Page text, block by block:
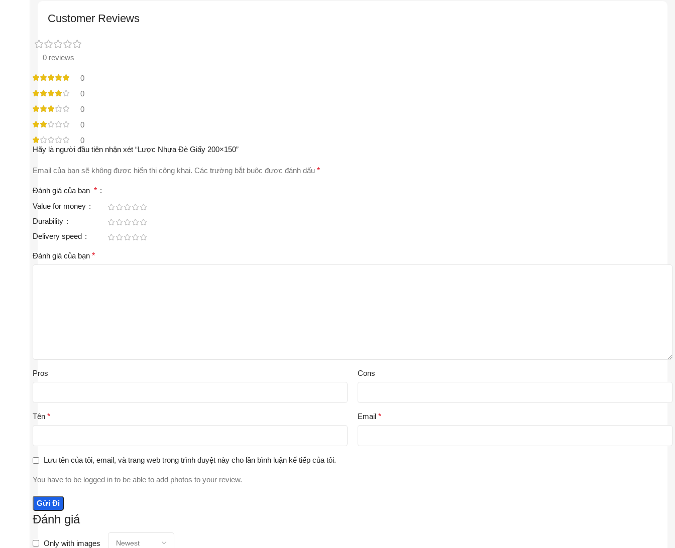
Customer Reviews
0 reviews
0
0
0
0
0
Đánh giá
Only with images
Hãy là người đầu tiên nhận xét “Lược Nhựa Đè Giấy 200×150”
Email của bạn sẽ không được hiển thị công khai. Các trường bắt buộc được đánh dấu *
Đánh giá của bạn *
Value for money
Durability
Delivery speed
Đánh giá của bạn *
Pros Cons
Tên * Email *
Lưu tên của tôi, email, và trang web trong trình duyệt này cho lần bình luận kế tiếp của tôi.
You have to be logged in to be able to add photos to your review.